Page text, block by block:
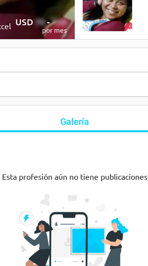
USD 70-120
por mes
Galería
Esta profesión aún no tiene publicaciones